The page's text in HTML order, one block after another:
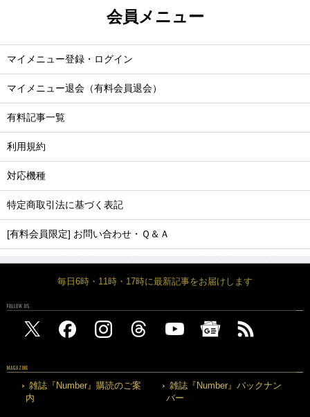
会員メニュー
マイメニュー登録・ログイン
マイメニュー退会（有料会員退会）
有料記事一覧
利用規約
対応機種
特定商取引法に基づく表記
[有料会員限定] お問い合わせ・Ｑ＆Ａ
毎日6時・11時・17時に最新記事をお届けします
FOLLOW US
MAGAZINE
雑誌『Number』購読のご案
内
雑誌『Number』バックナン
バー